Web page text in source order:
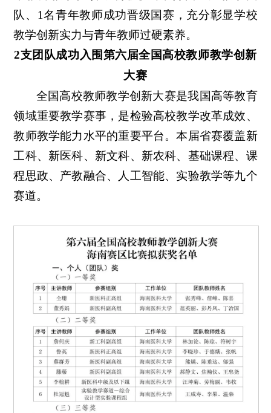
队、1名青年教师成功晋级国赛，充分彰显学校
教学创新实力与青年教师过硬素养。
2支团队成功入围第六届全国高校教师教学创新
大赛
全国高校教师教学创新大赛是我国高等教育
领域重要教学赛事，是检验高校教学改革成效、
教师教学能力水平的重要平台。本届省赛覆盖新
工科、新医科、新文科、新农科、基础课程、课
程思政、产教融合、人工智能、实验教学等九个
赛道。